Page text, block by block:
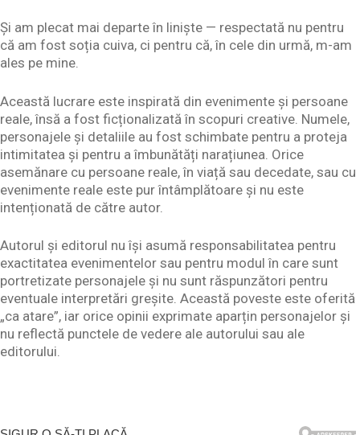
Și am plecat mai departe în liniște — respectată nu pentru
că am fost soția cuiva, ci pentru că, în cele din urmă, m-am
ales pe mine.
Această lucrare este inspirată din evenimente și persoane
reale, însă a fost ficționalizată în scopuri creative. Numele,
personajele și detaliile au fost schimbate pentru a proteja
intimitatea și pentru a îmbunătăți narațiunea. Orice
asemănare cu persoane reale, în viață sau decedate, sau cu
evenimente reale este pur întâmplătoare și nu este
intenționată de către autor.
Autorul și editorul nu își asumă responsabilitatea pentru
exactitatea evenimentelor sau pentru modul în care sunt
portretizate personajele și nu sunt răspunzători pentru
eventuale interpretări greșite. Această poveste este oferită
„ca atare”, iar orice opinii exprimate aparțin personajelor și
nu reflectă punctele de vedere ale autorului sau ale
editorului.